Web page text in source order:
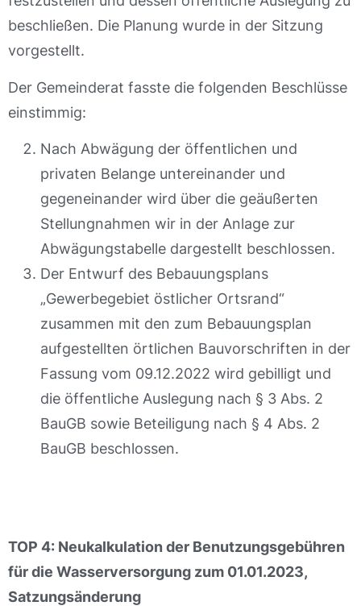
beschließen. Die Planung wurde in der Sitzung
vorgestellt.
Der Gemeinderat fasste die folgenden Beschlüsse
einstimmig:
Nach Abwägung der öffentlichen und
privaten Belange untereinander und
gegeneinander wird über die geäußerten
Stellungnahmen wir in der Anlage zur
Abwägungstabelle dargestellt beschlossen.
Der Entwurf des Bebauungsplans
„Gewerbegebiet östlicher Ortsrand“
zusammen mit den zum Bebauungsplan
aufgestellten örtlichen Bauvorschriften in der
Fassung vom 09.12.2022 wird gebilligt und
die öffentliche Auslegung nach § 3 Abs. 2
BauGB sowie Beteiligung nach § 4 Abs. 2
BauGB beschlossen.
TOP 4: Neukalkulation der Benutzungsgebühren
für die Wasserversorgung zum 01.01.2023,
Satzungsänderung